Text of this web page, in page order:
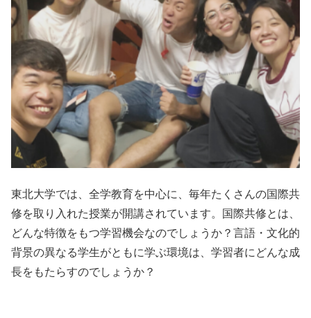
東北大学では、全学教育を中心に、毎年たくさんの国際共
修を取り入れた授業が開講されています。国際共修とは、
どんな特徴をもつ学習機会なのでしょうか？言語・文化的
背景の異なる学生がともに学ぶ環境は、学習者にどんな成
長をもたらすのでしょうか？